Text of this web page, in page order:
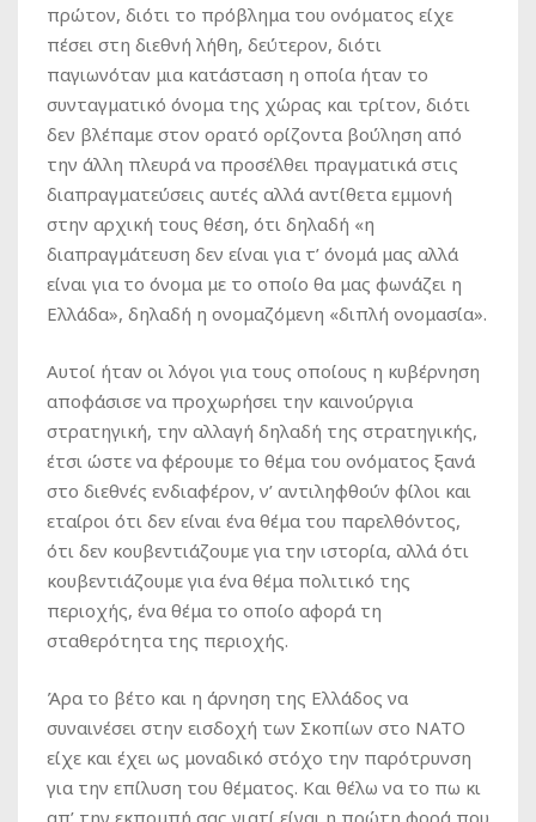
πρώτον, διότι το πρόβλημα του ονόματος είχε
πέσει στη διεθνή λήθη, δεύτερον, διότι
παγιωνόταν μια κατάσταση η οποία ήταν το
συνταγματικό όνομα της χώρας και τρίτον, διότι
δεν βλέπαμε στον ορατό ορίζοντα βούληση από
την άλλη πλευρά να προσέλθει πραγματικά στις
διαπραγματεύσεις αυτές αλλά αντίθετα εμμονή
στην αρχική τους θέση, ότι δηλαδή «η
διαπραγμάτευση δεν είναι για τ’ όνομά μας αλλά
είναι για το όνομα με το οποίο θα μας φωνάζει η
Ελλάδα», δηλαδή η ονομαζόμενη «διπλή ονομασία».
Αυτοί ήταν οι λόγοι για τους οποίους η κυβέρνηση
αποφάσισε να προχωρήσει την καινούργια
στρατηγική, την αλλαγή δηλαδή της στρατηγικής,
έτσι ώστε να φέρουμε το θέμα του ονόματος ξανά
στο διεθνές ενδιαφέρον, ν’ αντιληφθούν φίλοι και
εταίροι ότι δεν είναι ένα θέμα του παρελθόντος,
ότι δεν κουβεντιάζουμε για την ιστορία, αλλά ότι
κουβεντιάζουμε για ένα θέμα πολιτικό της
περιοχής, ένα θέμα το οποίο αφορά τη
σταθερότητα της περιοχής.
Άρα το βέτο και η άρνηση της Ελλάδος να
συναινέσει στην εισδοχή των Σκοπίων στο ΝΑΤΟ
είχε και έχει ως μοναδικό στόχο την παρότρυνση
για την επίλυση του θέματος. Και θέλω να το πω κι
απ’ την εκπομπή σας γιατί είναι η πρώτη φορά που